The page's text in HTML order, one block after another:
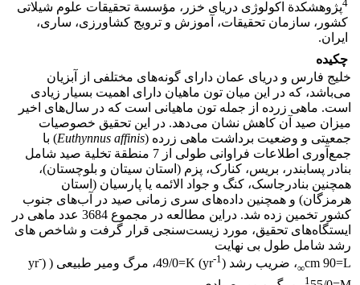
4پژوهشکدة اکولوژی دریای خزر، مؤسسة تحقیقات علوم شیلاتی
کشور، سازمان تحقیقات، آموزش و ترویج کشاورزی، ساری،
ایران.
چکیده
خلیج فارس و دریای عمان دارای گونه‌های مختلفی از آبزیان
می‌باشد، که در این میان تون ماهیان دارای اهمیت بسیار زیادی
است. ماهی زرده از جمله تون ماهیانی است که در سال‌های اخیر
میزان صید آن کاهش نشان می‌دهد. در این تحقیق خصوصیات
جمعیتی و وضعیت برداشت ماهی زرده (Euthynnus affinis) با
جمع‌آوری اطلاعات فراوانی طولی از 7 منطقة تخلیة صید شامل
بنادر پسابندر، بریس، کنارک، پزم (استان سیتان و بلوچستان)،
همچنین بنادرجاسک، کنگ و جواد الائمه یا پارسیان (استان
هرمزگان) و همچنین داده‌های سری زمانی صید در آب‌های جنوب
کشور تخمین زده شد. دراین مطالعه در مجموع 3684 عدد ماهی در
ایستگاه‌های تحقیق، مورد زیست‌سنجی قرار گرفت و شاخص­ های
رشد شامل طول بی نهایت
cm 90=L
∞، ضریب رشد (yr-1 ) 49/0=K، مرگ ومیر طبیعی ( (yr
-
1